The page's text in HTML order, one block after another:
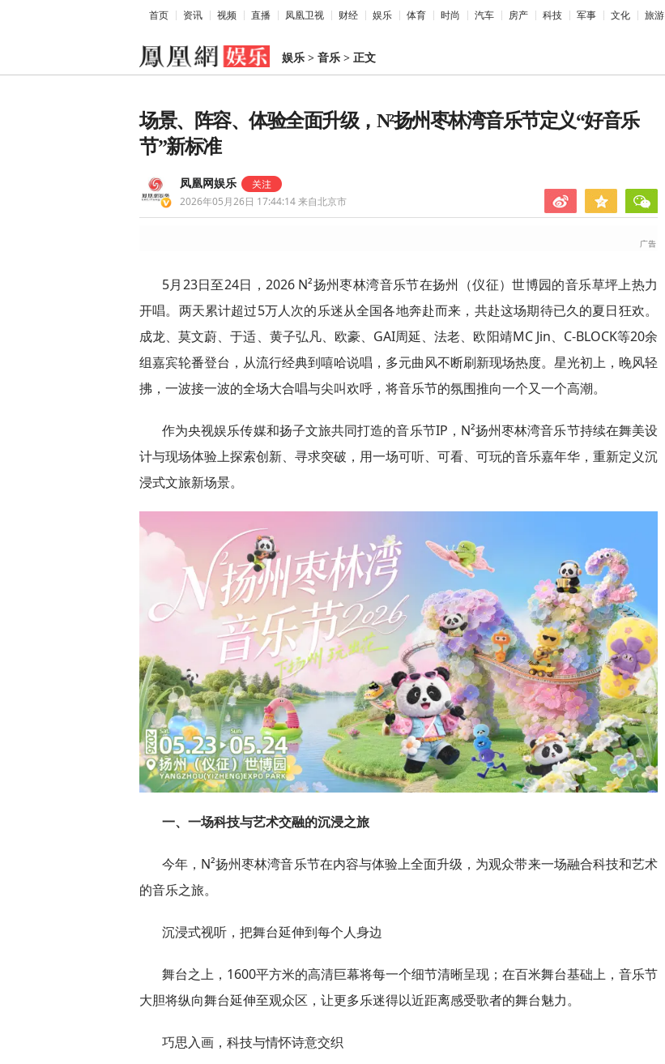
首页 资讯 视频 直播 凤凰卫视 财经 娱乐 体育 时尚 汽车 房产 科技 军事 文化 旅游
娱乐 > 音乐 > 正文
场景、阵容、体验全面升级，N²扬州枣林湾音乐节定义“好音乐
节”新标准
凤凰网娱乐
2026年05月26日 17:44:14来自北京市
5月23日至24日，2026 N²扬州枣林湾音乐节在扬州（仪征）世博园的音乐草坪上热力
开唱。两天累计超过5万人次的乐迷从全国各地奔赴而来，共赴这场期待已久的夏日狂欢。
成龙、莫文蔚、于适、黄子弘凡、欧豪、GAI周延、法老、欧阳靖MC Jin、C-BLOCK等20余
组嘉宾轮番登台，从流行经典到嘻哈说唱，多元曲风不断刷新现场热度。星光初上，晚风轻
拂，一波接一波的全场大合唱与尖叫欢呼，将音乐节的氛围推向一个又一个高潮。
作为央视娱乐传媒和扬子文旅共同打造的音乐节IP，N²扬州枣林湾音乐节持续在舞美设
计与现场体验上探索创新、寻求突破，用一场可听、可看、可玩的音乐嘉年华，重新定义沉
浸式文旅新场景。
一、一场科技与艺术交融的沉浸之旅
今年，N²扬州枣林湾音乐节在内容与体验上全面升级，为观众带来一场融合科技和艺术
的音乐之旅。
沉浸式视听，把舞台延伸到每个人身边
舞台之上，1600平方米的高清巨幕将每一个细节清晰呈现；在百米舞台基础上，音乐节
大胆将纵向舞台延伸至观众区，让更多乐迷得以近距离感受歌者的舞台魅力。
巧思入画，科技与情怀诗意交织